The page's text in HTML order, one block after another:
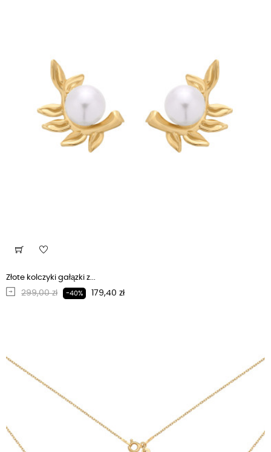
Złote kolczyki gałązki z...
Regularna cena
299,00 zł -40% Cena
179,40 zł